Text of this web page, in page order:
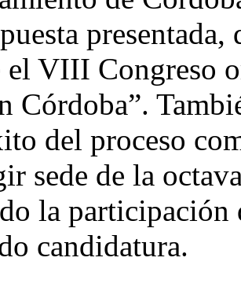
el VIII Congreso
Córdoba”.
del proceso
sede de la
la participación
candidatura.